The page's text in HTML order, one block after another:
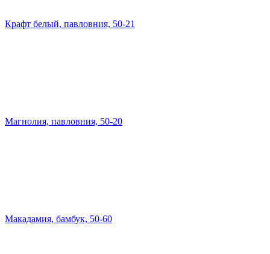
Крафт белый, павловния, 50-21
Магнолия, павловния, 50-20
Макадамия, бамбук, 50-60